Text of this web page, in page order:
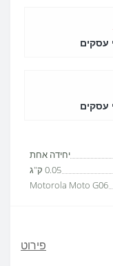
יחידה אחת
0.05 ק"ג
Motorola Moto G06
פירוט